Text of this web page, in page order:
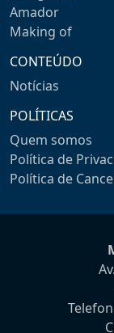
Amador
Making of
CONTEÚDO
Notícias
POLÍTICAS
Quem somos
Política de
Política de